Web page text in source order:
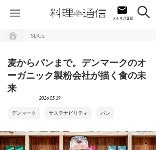
SDGs
麦からパンまで。デンマークのオ
ーガニック製粉会社が描く食の未
来
2026.05.19
デンマーク サステナビリティ パン